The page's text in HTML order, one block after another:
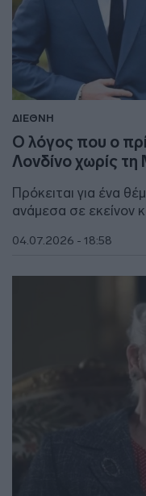
ΔΙΕΘΝΗ
Ο λόγος που ο
Λονδίνο χωρίς τη
Πρόκειται για ένα
ανάμεσα σε εκείνον
04.07.2026 - 18:58